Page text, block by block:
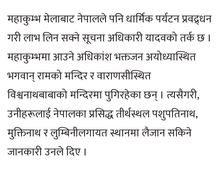
महाकुम्भ मेलाबाट नेपालले पनि धार्मिक पर्यटन प्रवद्र्धन
गरी लाभ लिन सक्ने सूचना अधिकारी यादवको तर्क छ ।
महाकुम्भमा आउने अधिकांश भक्तजन अयोध्यास्थित
भगवान् रामको मन्दिर र वाराणसीस्थित
विश्वनाथबाबाको मन्दिरमा पुगिरहेका छन् । त्यसैगरी,
उनीहरूलाई नेपालका प्रसिद्ध तीर्थस्थल पशुपतिनाथ,
मुक्तिनाथ र लुम्बिनीलगायत स्थानमा लैजान सकिने
जानकारी उनले दिए ।